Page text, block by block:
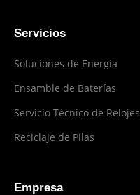
Servicios
Soluciones de Energía
Ensamble de Baterías
Servicio Técnico de Relojes
Reciclaje de Pilas
Empresa